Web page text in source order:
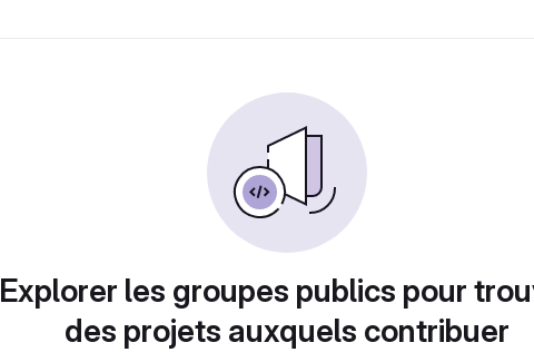
Explorer les groupes publics pour
des projets auxquels contribuer